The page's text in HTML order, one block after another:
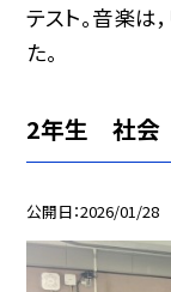
テスト。音楽は
た。
2年生 社会
公開日 2026/01/28